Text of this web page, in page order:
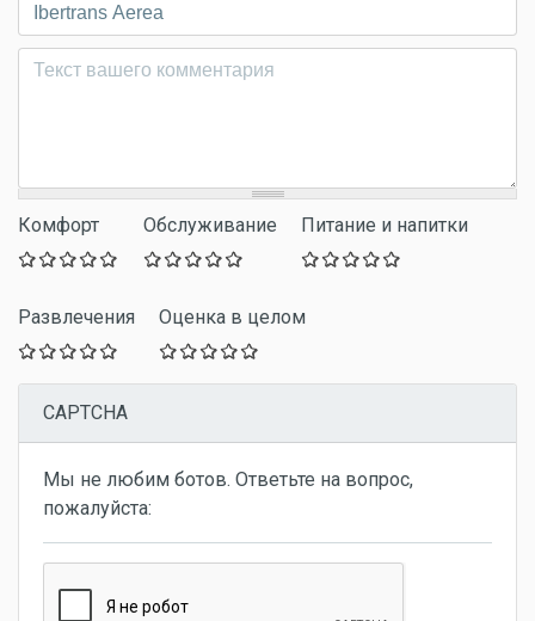
Комментарий*
Комфорт Обслуживание Питание и напитки
Развлечения Оценка в целом
CAPTCHA
Мы не любим ботов. Ответьте на вопрос,
пожалуйста: